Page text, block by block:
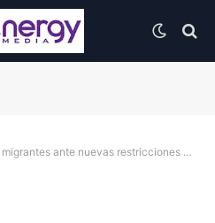
ante nuevas restricciones de asilo